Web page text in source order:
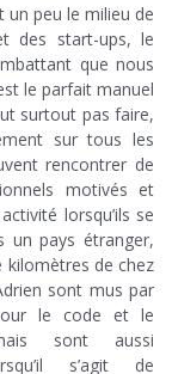
un peu le milieu de
des start-ups, le
que nous
le parfait manuel
surtout pas faire,
sur tous les
rencontrer de
motivés et
lorsqu’ils se
un pays étranger,
kilomètres de chez
sont mus par
le code et le
sont aussi
s’agit de